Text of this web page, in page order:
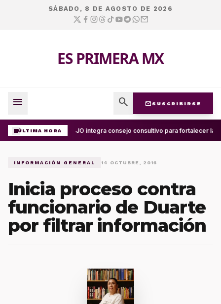
SÁBADO, 8 DE AGOSTO DE 2026
ES PRIMERA MX
menu search mail SUSCRIBIRSE
ÚLTIMA HORA UABJO integra consejo consultivo para fortalecer la
INFORMACIÓN GENERAL 14 OCTUBRE, 2016
Inicia proceso contra
funcionario de Duarte
por filtrar información